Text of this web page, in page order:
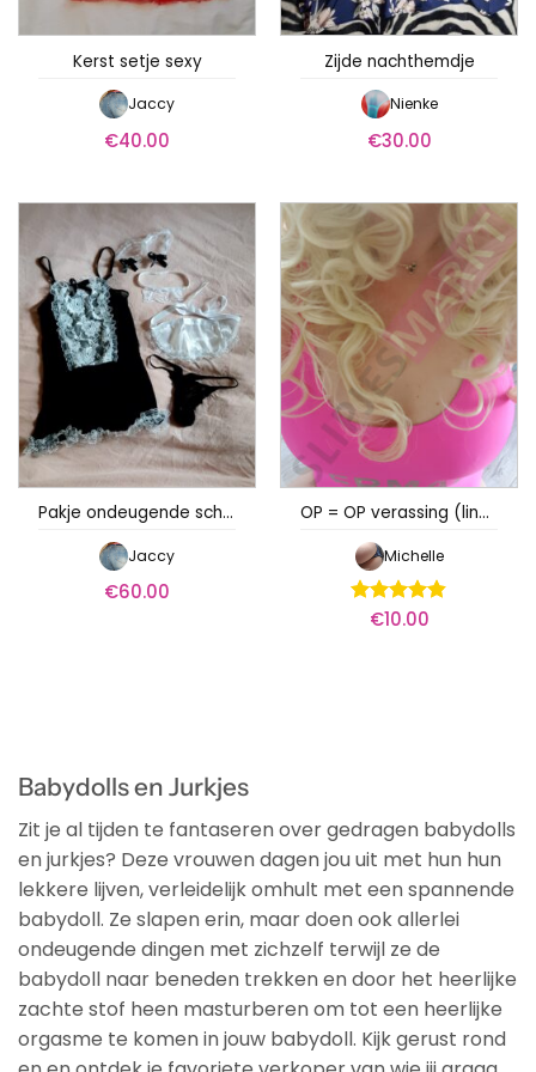
Kerst setje sexy
Jaccy
€40.00
Zijde nachthemdje
Nienke
€30.00
Pakje ondeugende schoonmaakster
Jaccy
€60.00
OP = OP verassing (lingerie)
Michelle
Waardering
€10.00
Babydolls en Jurkjes
Zit je al tijden te fantaseren over gedragen babydolls
en jurkjes? Deze vrouwen dagen jou uit met hun hun
lekkere lijven, verleidelijk omhult met een spannende
babydoll. Ze slapen erin, maar doen ook allerlei
ondeugende dingen met zichzelf terwijl ze de
babydoll naar beneden trekken en door het heerlijke
zachte stof heen masturberen om tot een heerlijke
orgasme te komen in jouw babydoll. Kijk gerust rond